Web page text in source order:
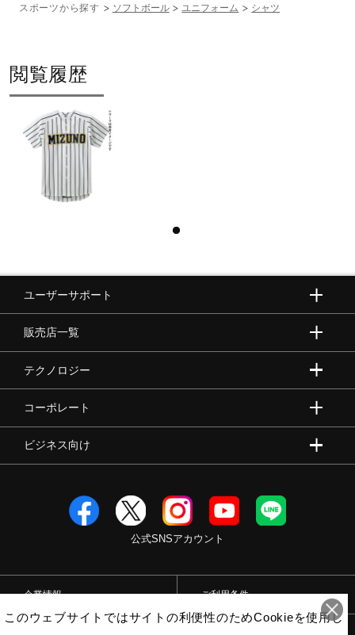
スポーツから探す ソフトボール ユニフォーム シャツ
閲覧履歴
ユーザーサポート
販売店一覧
テクノロジー
コーポレート
ビジネス向け
公式SNSアカウント
企業情報 ご利用条件
このウェブサイトではサイトの利便性のためCookieを使用し